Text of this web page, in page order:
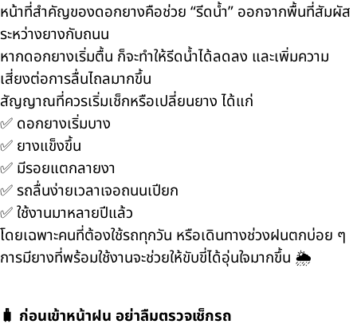
หน้าที่สำคัญของดอกยางคือช่วย “รีดน้ำ” ออกจากพื้นที่สัมผัส
ระหว่างยางกับถนน
หากดอกยางเริ่มตื้น ก็จะทำให้รีดน้ำได้ลดลง และเพิ่มความ
เสี่ยงต่อการลื่นไถลมากขึ้น
สัญญาณที่ควรเริ่มเช็กหรือเปลี่ยนยาง ได้แก่
✅ ดอกยางเริ่มบาง
✅ ยางแข็งขึ้น
✅ มีรอยแตกลายงา
✅ รถลื่นง่ายเวลาเจอถนนเปียก
✅ ใช้งานมาหลายปีแล้ว
โดยเฉพาะคนที่ต้องใช้รถทุกวัน หรือเดินทางช่วงฝนตกบ่อย ๆ
การมียางที่พร้อมใช้งานจะช่วยให้ขับขี่ได้อุ่นใจมากขึ้น 🌦️
🧳 ก่อนเข้าหน้าฝน อย่าลืมตรวจเช็กรถ